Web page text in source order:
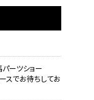
パーツショー
スでお待ちしてお